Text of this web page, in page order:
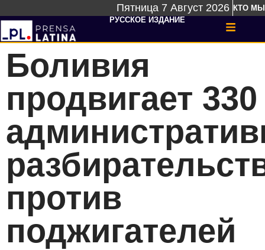
Пятница 7 Август 2026 КТО МЫ
РУССКОЕ ИЗДАНИЕ
Боливия
продвигает 330
против
поджигателей